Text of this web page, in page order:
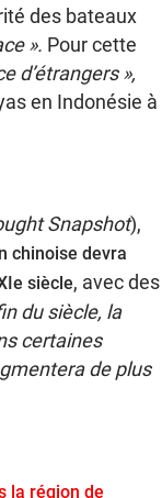
des bateaux
». Pour cette
d’étrangers »,
en Indonésie à
Snapshot),
chinoise devra
siècle, avec des
du siècle, la
certaines
de plus
la région de